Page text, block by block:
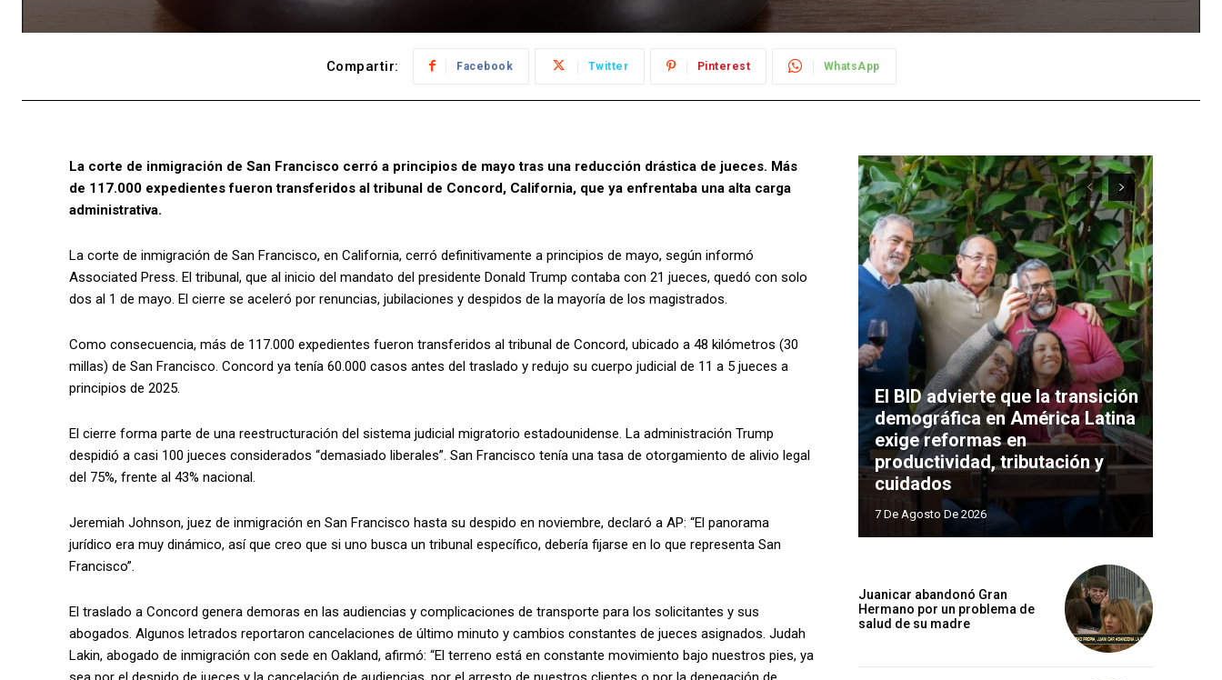
Compartir: Facebook Twitter Pinterest WhatsApp
La corte de inmigración de San Francisco cerró a principios de mayo tras una reducción drástica de jueces. Más
de 117.000 expedientes fueron transferidos al tribunal de Concord, California, que ya enfrentaba una alta carga
administrativa.
La corte de inmigración de San Francisco, en California, cerró definitivamente a principios de mayo, según informó
Associated Press. El tribunal, que al inicio del mandato del presidente Donald Trump contaba con 21 jueces, quedó con solo
dos al 1 de mayo. El cierre se aceleró por renuncias, jubilaciones y despidos de la mayoría de los magistrados.
Como consecuencia, más de 117.000 expedientes fueron transferidos al tribunal de Concord, ubicado a 48 kilómetros (30
millas) de San Francisco. Concord ya tenía 60.000 casos antes del traslado y redujo su cuerpo judicial de 11 a 5 jueces a
principios de 2025.
El cierre forma parte de una reestructuración del sistema judicial migratorio estadounidense. La administración Trump
despidió a casi 100 jueces considerados “demasiado liberales”. San Francisco tenía una tasa de otorgamiento de alivio legal
del 75%, frente al 43% nacional.
Jeremiah Johnson, juez de inmigración en San Francisco hasta su despido en noviembre, declaró a AP: “El panorama
jurídico era muy dinámico, así que creo que si uno busca un tribunal específico, debería fijarse en lo que representa San
Francisco”.
El traslado a Concord genera demoras en las audiencias y complicaciones de transporte para los solicitantes y sus
abogados. Algunos letrados reportaron cancelaciones de último minuto y cambios constantes de jueces asignados. Judah
Lakin, abogado de inmigración con sede en Oakland, afirmó: “El terreno está en constante movimiento bajo nuestros pies, ya
El BID advierte que la transición
demográfica en América Latina
exige reformas en
productividad, tributación y
cuidados
7 De Agosto De 2026
Juanicar abandonó Gran
Hermano por un problema de
salud de su madre